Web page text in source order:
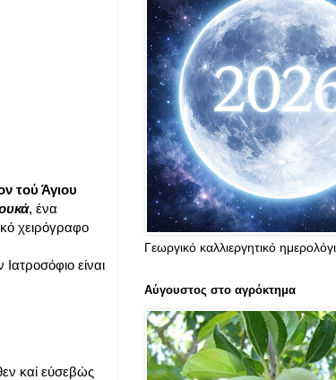
τού Άγιου
, ένα
χειρόγραφο
είναι
καί εύσεβώς
Γεωργικό καλλιεργητικό
Αύγουστος στο αγρόκτημα